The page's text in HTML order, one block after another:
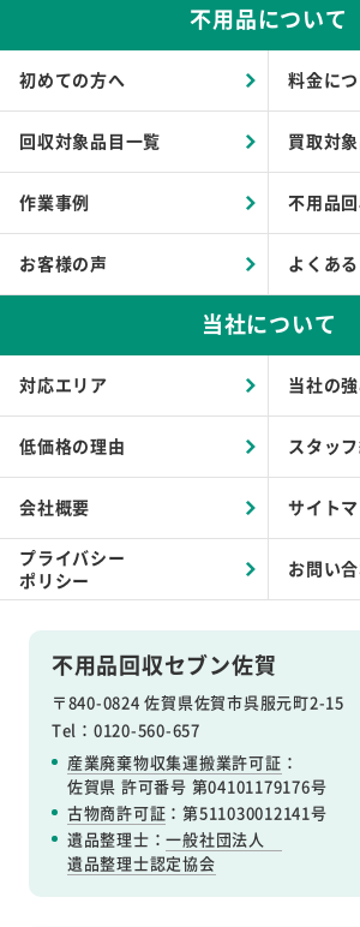
不用品回収セブン佐賀
〒840-0824 佐賀県佐賀市呉服元町2-15
Tel：0120-560-657
産業廃棄物収集運搬業許可証 ：
佐賀県 許可番号 第04101179176号
古物商許可証 ：第511030012141号
遺品整理士：一般社団法人
遺品整理士認定協会
不用品について
初めての方へ 料金に
回収対象品目一覧 買取対
作業事例 不用品
お客様の声 よくあ
当社について
対応エリア 当社の
低価格の理由 スタッ
会社概要 サイト
プライバシー
ポリシー
お問い